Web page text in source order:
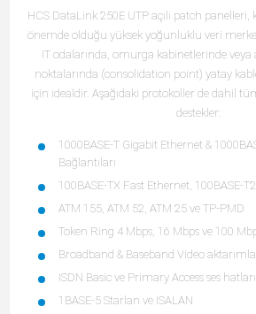
HCS DataLink 250E UTP açılı patch
önemde olduğu yüksek yoğunluklu veri
IT odalarında, omurga kabinetlerinde veya
noktalarında (consolidation point) yatay
için idealdir. Aşağıdaki protokoller de dahil
destekler:
1000BASE-T Gigabit Ethernet &
Bağlantıları
100BASE-TX Fast Ethernet, 100BASE-
ATM 155, ATM 52, ATM 25 ve TP-PMD
Token Ring 4 Mbps, 16 Mbps ve 100
Broadband & Baseband Video
ISDN Basic ve Primary Access ses hatları
1BASE-5 Starlan ve ISALAN